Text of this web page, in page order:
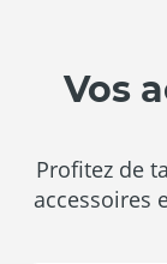
Vos
Profitez de
accessoires